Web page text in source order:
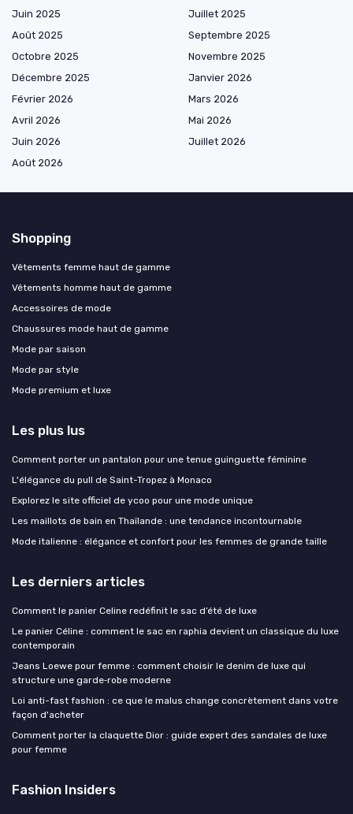
Juin 2025
Juillet 2025
Août 2025
Septembre 2025
Octobre 2025
Novembre 2025
Décembre 2025
Janvier 2026
Février 2026
Mars 2026
Avril 2026
Mai 2026
Juin 2026
Juillet 2026
Août 2026
Shopping
Vêtements femme haut de gamme
Vêtements homme haut de gamme
Accessoires de mode
Chaussures mode haut de gamme
Mode par saison
Mode par style
Mode premium et luxe
Les plus lus
Comment porter un pantalon pour une tenue guinguette féminine
L'élégance du pull de Saint-Tropez à Monaco
Explorez le site officiel de ycoo pour une mode unique
Les maillots de bain en Thaïlande : une tendance incontournable
Mode italienne : élégance et confort pour les femmes de grande taille
Les derniers articles
Comment le panier Celine redéfinit le sac d’été de luxe
Le panier Céline : comment le sac en raphia devient un classique du luxe
contemporain
Jeans Loewe pour femme : comment choisir le denim de luxe qui
structure une garde‑robe moderne
Loi anti-fast fashion : ce que le malus change concrètement dans votre
façon d'acheter
Comment porter la claquette Dior : guide expert des sandales de luxe
pour femme
Fashion Insiders